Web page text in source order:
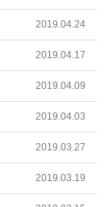
2019.04.24
2019.04.17
2019.04.09
2019.04.03
2019.03.27
2019.03.19